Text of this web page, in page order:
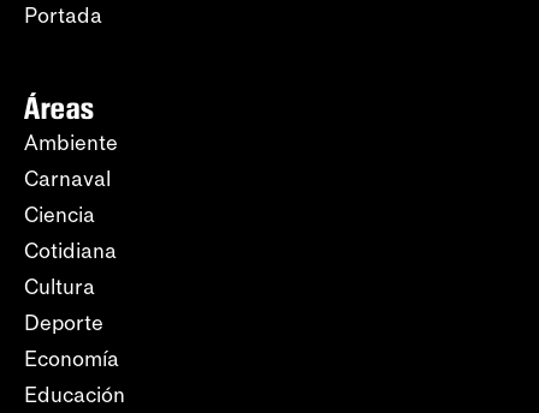
Portada
Áreas
Ambiente
Carnaval
Ciencia
Cotidiana
Cultura
Deporte
Economía
Educación